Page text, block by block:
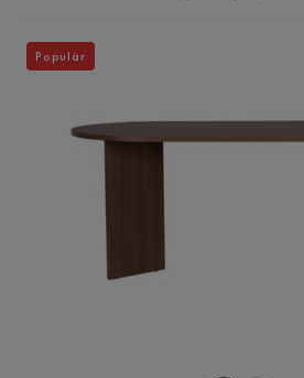
Populär